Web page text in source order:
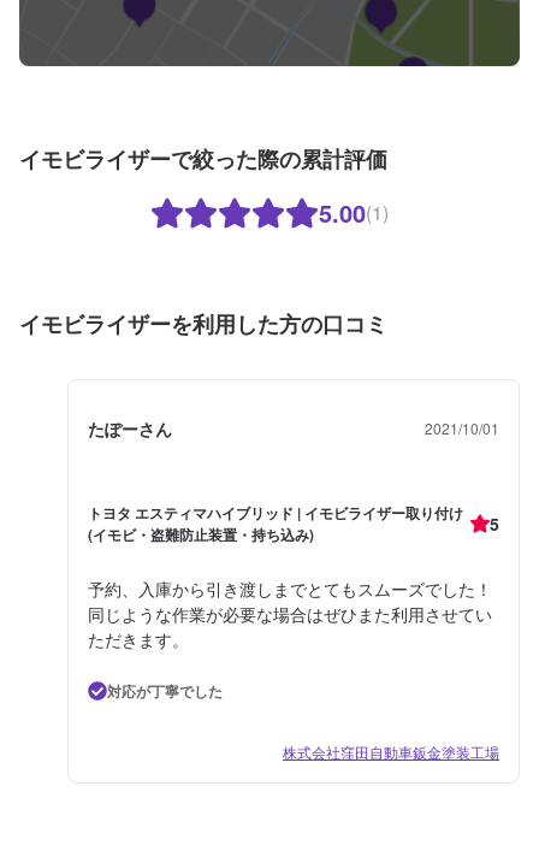
イモビライザーで絞った際の累計評価
5.00(1)
イモビライザーを利用した方の口コミ
たぽーさん 2021/10/01
トヨタ エスティマハイブリッド | イモビライザー取り付け
(イモビ・盗難防止装置・持ち込み)
5
予約、入庫から引き渡しまでとてもスムーズでした！
同じような作業が必要な場合はぜひまた利用させてい
ただきます。
対応が丁寧でした
株式会社窪田自動車鈑金塗装工場